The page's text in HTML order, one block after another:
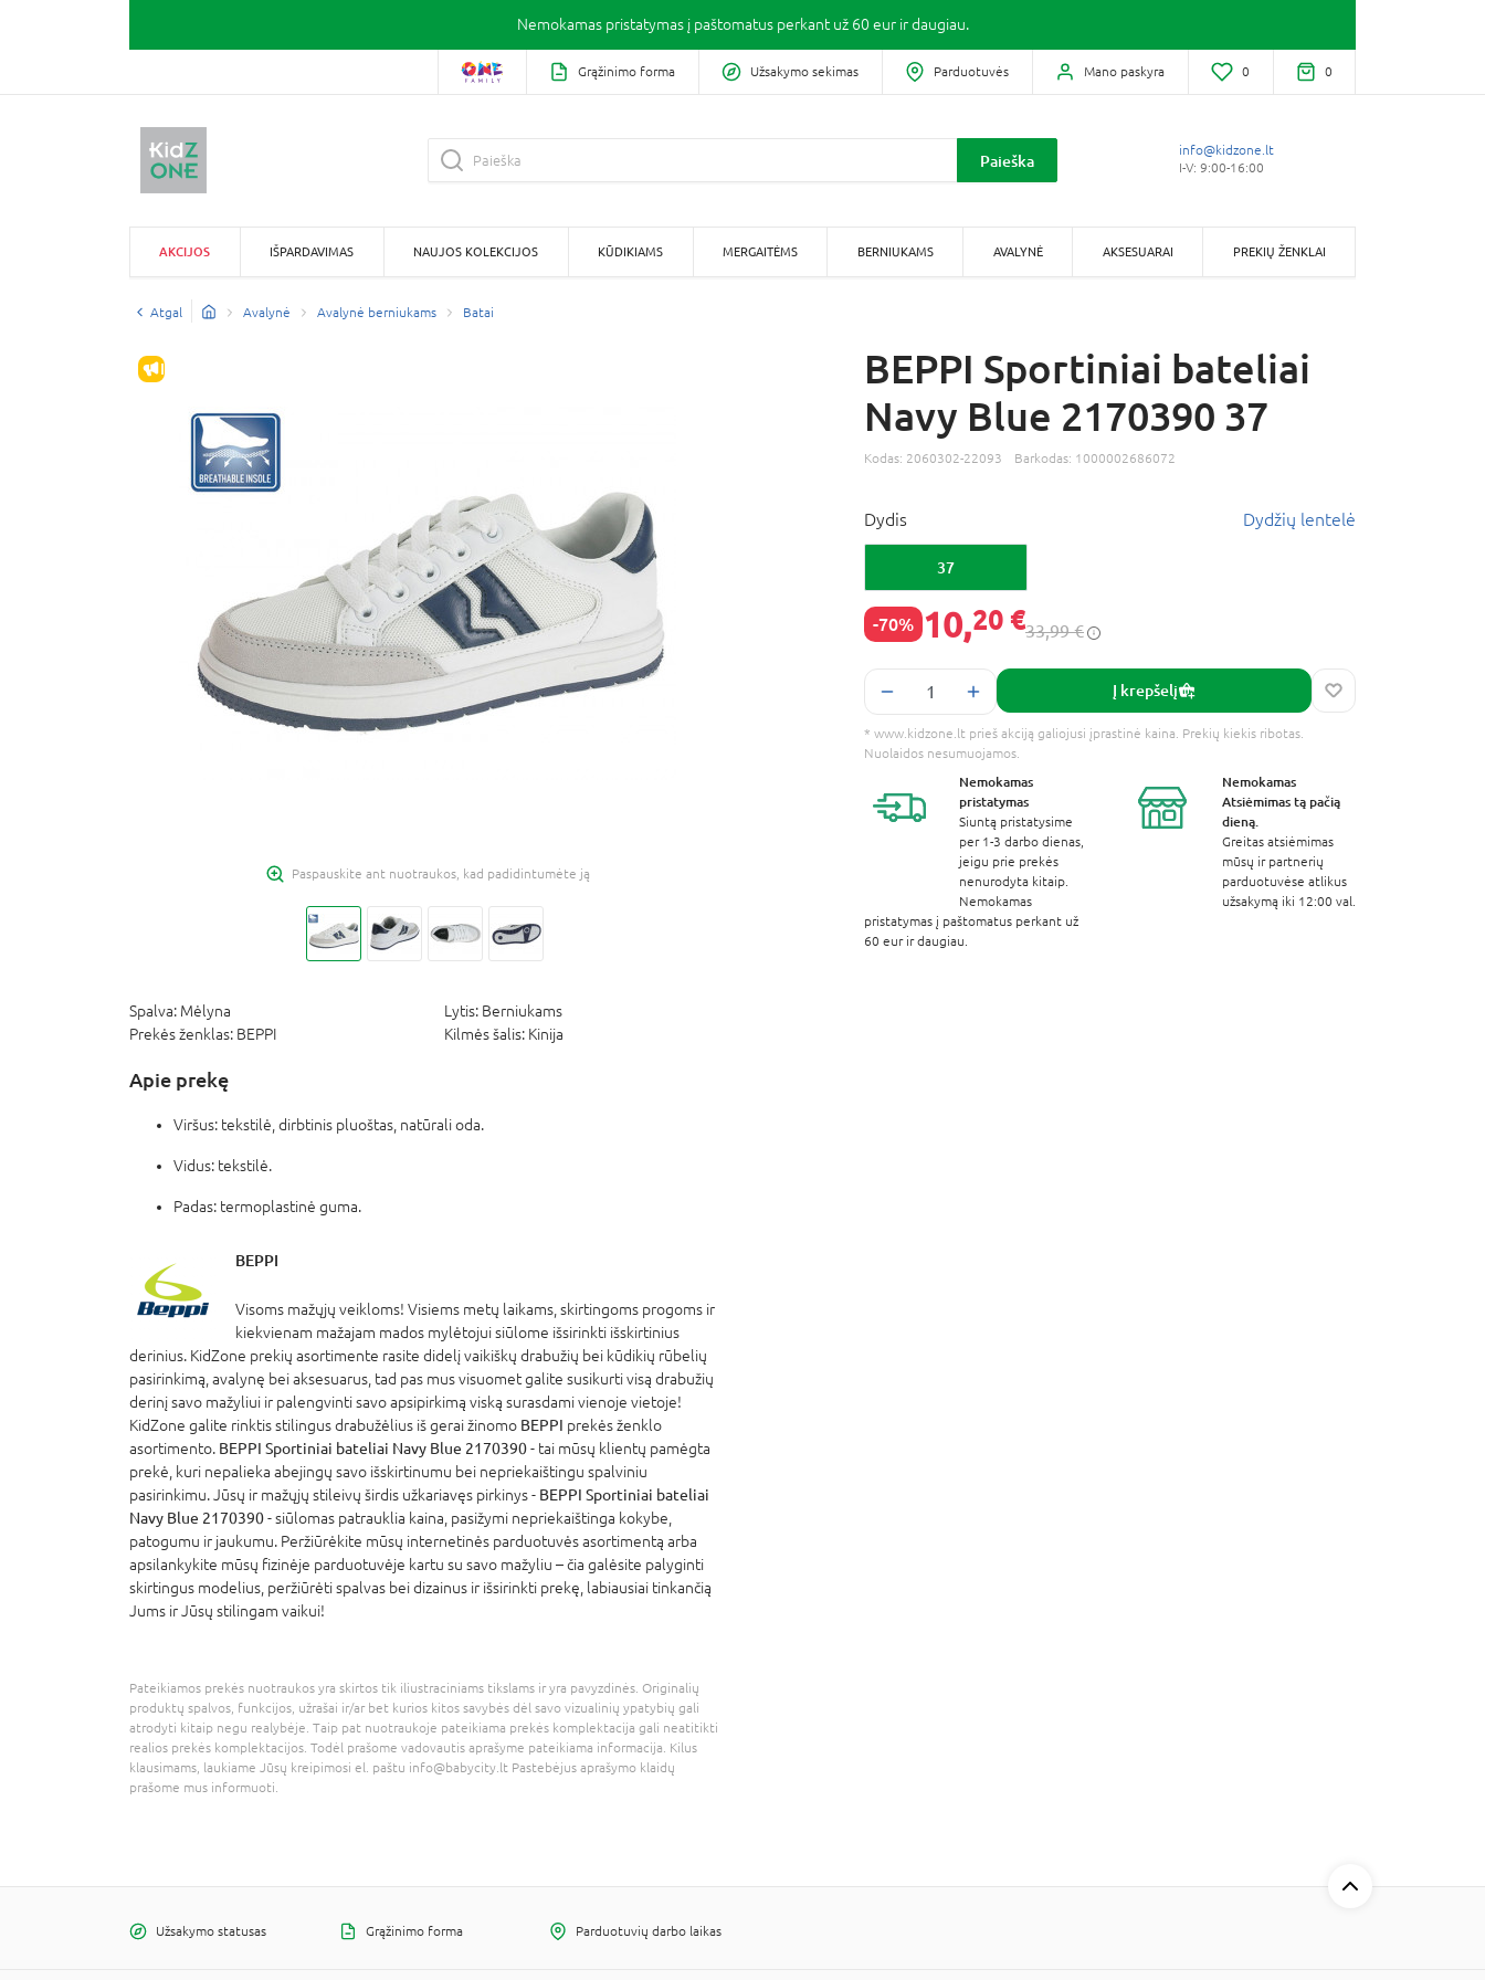
Nemokamas pristatymas į paštomatus perkant už 60 eur ir daugiau.
Grąžinimo forma Užsakymo sekimas Parduotuvės Mano paskyra 0 0
Paieška
info@kidzone.lt
I-V: 9:00-16:00
AKCIJOS IŠPARDAVIMAS NAUJOS KOLEKCIJOS KŪDIKIAMS MERGAITĖMS BERNIUKAMS AVALYNĖ AKSESUARAI PREKIŲ ŽENKLAI
Atgal Avalynė Avalynė berniukams Batai
IŠPARDAVIMAS
Paspauskite ant nuotraukos, kad padidintumėte ją
Spalva: Mėlyna Lytis: Berniukams
Prekės ženklas: BEPPI Kilmės šalis: Kinija
Apie prekę
Viršus: tekstilė, dirbtinis pluoštas, natūrali oda.
Vidus: tekstilė.
Padas: termoplastinė guma.
BEPPI
Visoms mažųjų veikloms! Visiems metų laikams, skirtingoms progoms ir
kiekvienam mažajam mados mylėtojui siūlome išsirinkti išskirtinius
derinius. KidZone prekių asortimente rasite didelį vaikiškų drabužių bei kūdikių rūbelių
pasirinkimą, avalynę bei aksesuarus, tad pas mus visuomet galite susikurti visą drabužių
derinį savo mažyliui ir palengvinti savo apsipirkimą viską surasdami vienoje vietoje!
KidZone galite rinktis stilingus drabužėlius iš gerai žinomo BEPPI prekės ženklo
asortimento. BEPPI Sportiniai bateliai Navy Blue 2170390- tai mūsų klientų pamėgta
prekė, kuri nepalieka abejingų savo išskirtinumu bei nepriekaištingu spalviniu
pasirinkimu. Jūsų ir mažųjų stileivų širdis užkariavęs pirkinys - BEPPI Sportiniai bateliai
Navy Blue 2170390- siūlomas patrauklia kaina, pasižymi nepriekaištinga kokybe,
patogumu ir jaukumu. Peržiūrėkite mūsų internetinės parduotuvės asortimentą arba
apsilankykite mūsų fizinėje parduotuvėje kartu su savo mažyliu – čia galėsite palyginti
skirtingus modelius, peržiūrėti spalvas bei dizainus ir išsirinkti prekę, labiausiai tinkančią
Jums ir Jūsų stilingam vaikui!
Pateikiamos prekės nuotraukos yra skirtos tik iliustraciniams tikslams ir yra pavyzdinės. Originalių
produktų spalvos, funkcijos, užrašai ir/ar bet kurios kitos savybės dėl savo vizualinių ypatybių gali
atrodyti kitaip negu realybėje. Taip pat nuotraukoje pateikiama prekės komplektacija gali neatitikti
realios prekės komplektacijos. Todėl prašome vadovautis aprašyme pateikiama informacija. Kilus
klausimams, laukiame Jūsų kreipimosi el. paštu info@babycity.lt Pastebėjus aprašymo klaidų
prašome mus informuoti.
BEPPI Sportiniai bateliai
Navy Blue 2170390 37
Kodas: 2060302-22093 Barkodas: 1000002686072
Dydis Dydžių lentelė
37
-70% 10,20 €33,99 €
Į krepšelį
* www.kidzone.lt prieš akciją galiojusi įprastinė kaina. Prekių kiekis ribotas.
Nuolaidos nesumuojamos.
Nemokamas
pristatymas
Siuntą pristatysime
per 1-3 darbo dienas,
jeigu prie prekės
nenurodyta kitaip.
Nemokamas
pristatymas į paštomatus perkant už
60 eur ir daugiau.
Nemokamas
Atsiėmimastą pačią
dieną.
Greitas atsiėmimas
mūsų ir partnerių
parduotuvėse atlikus
užsakymą iki 12:00 val.
Užsakymo statusas Grąžinimo forma Parduotuvių darbo laikas